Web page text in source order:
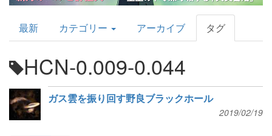
AstroArts
Topics
最新 カテゴリー アーカイブ タグ
HCN-0.009-0.044
ガス雲を振り回す野良ブラックホール
2019/02/19